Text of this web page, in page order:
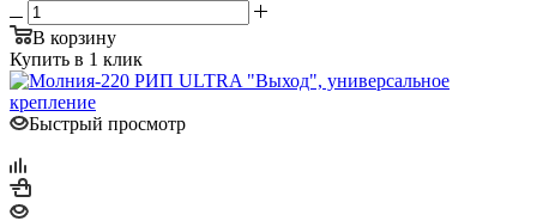
В корзину
Купить в 1 клик
Быстрый просмотр